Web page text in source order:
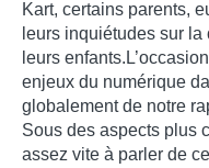
Kart, certains parents,
leurs inquiétudes sur la
leurs
enjeux du numérique
globalement de notre
Sous des aspects plus
assez vite à parler de